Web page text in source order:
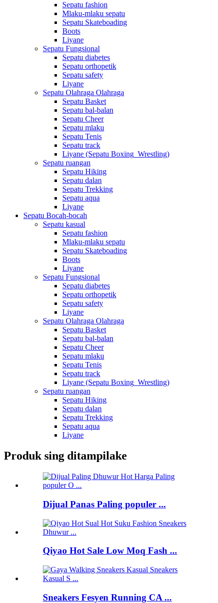
Sepatu fashion
Mlaku-mlaku sepatu
Sepatu Skateboading
Boots
Liyane
Sepatu Fungsional
Sepatu diabetes
Sepatu orthopetik
Sepatu safety
Liyane
Sepatu Olahraga Olahraga
Sepatu Basket
Sepatu bal-balan
Sepatu Cheer
Sepatu mlaku
Sepatu Tenis
Sepatu track
Liyane (Sepatu Boxing_Wrestling)
Sepatu ruangan
Sepatu Hiking
Sepatu dalan
Sepatu Trekking
Sepatu aqua
Liyane
Sepatu Bocah-bocah
Sepatu kasual
Sepatu fashion
Mlaku-mlaku sepatu
Sepatu Skateboading
Boots
Liyane
Sepatu Fungsional
Sepatu diabetes
Sepatu orthopetik
Sepatu safety
Liyane
Sepatu Olahraga Olahraga
Sepatu Basket
Sepatu bal-balan
Sepatu Cheer
Sepatu mlaku
Sepatu Tenis
Sepatu track
Liyane (Sepatu Boxing_Wrestling)
Sepatu ruangan
Sepatu Hiking
Sepatu dalan
Sepatu Trekking
Sepatu aqua
Liyane
Produk sing ditampilake
Dijual Panas Paling populer ...
Qiyao Hot Sale Low Moq Fash ...
Sneakers Fesyen Running CA ...